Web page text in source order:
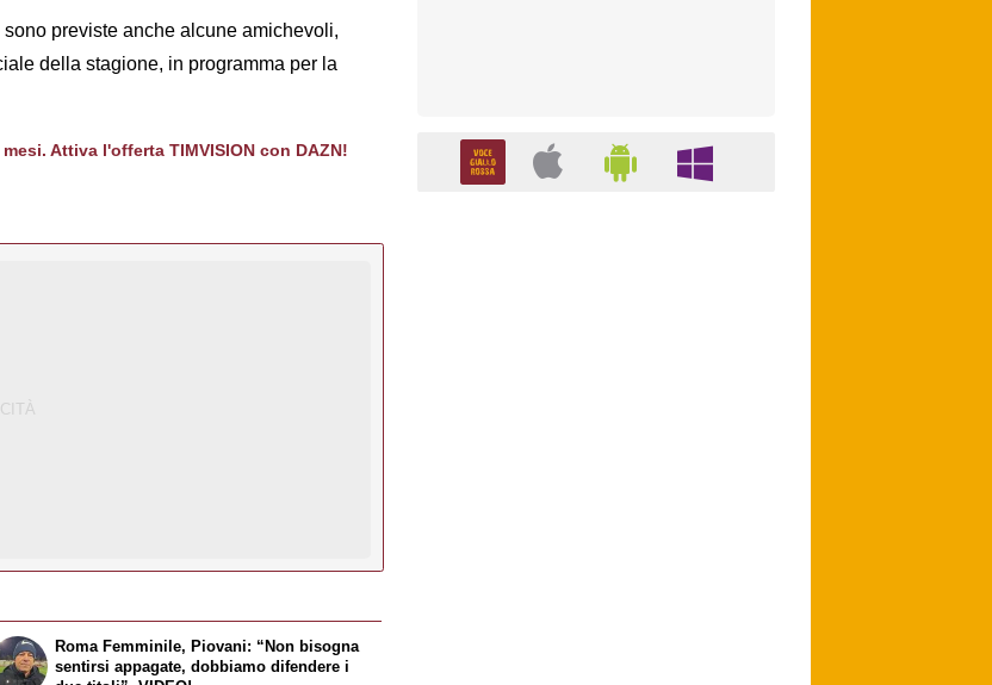
previste anche alcune amichevoli,
della stagione, in programma per la
Attiva l'offerta TIMVISION con DAZN!
Roma Femminile, Piovani: “Non bisogna
sentirsi appagate, dobbiamo difendere i